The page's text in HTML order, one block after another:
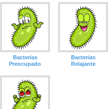
Bacterias
Preocupado
Bacterias
Relajante